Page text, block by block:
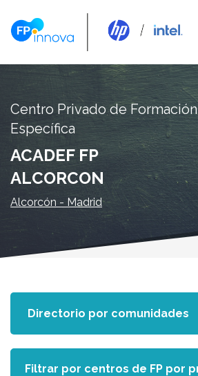
Centro Privado de
Específica
ACADEF FP
ALCORCON
Alcorcón - Madrid
Filtrar por centros de FP por